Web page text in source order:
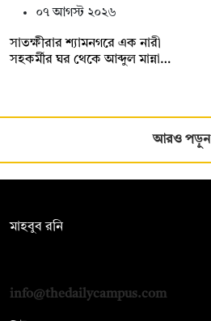
০৭ আগস্ট ২০২৬
সাতক্ষীরার শ্যামনগরে এক নারী
সহকর্মীর ঘর থেকে আব্দুল মান্না…
আরও পড়ুন
মাহবুব রনি
info@thedailycampus.com